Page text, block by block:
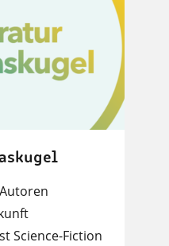
Science-Fiction